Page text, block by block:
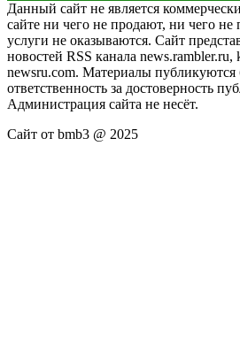
Данный сайт не является
сайте ни чего не продают, ни чего
услуги не оказываются. Сайт
новостей RSS канала news.rambler.ru,
newsru.com. Материалы публикуются
ответственность за достоверность
Администрация сайта не несёт.
Сайт от bmb3 @ 2025